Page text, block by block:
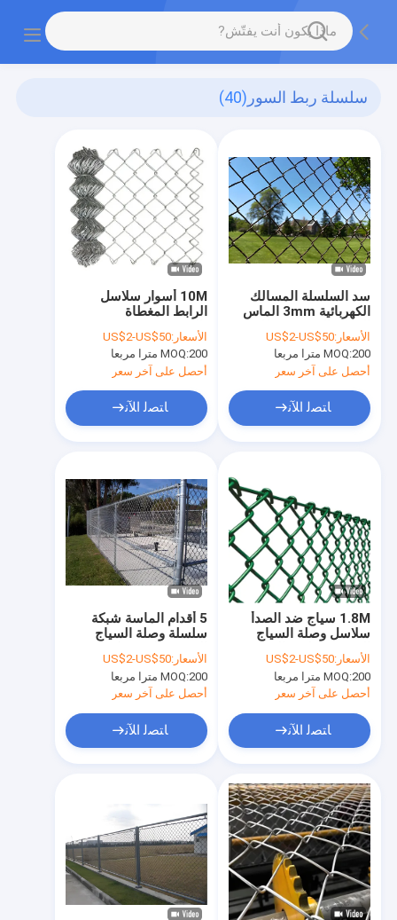
سلسلة ربط السور (40)
10M أسوار سلاسل
الرابط المغطاة
بالبي.في.سي.
الأسعار:US$2-US$50
MOQ:200 مترا مربعا
أحصل على آخر سعر
ﺎﺘﺼﻟ ﺍﻶﻧ
سد السلسلة المسالك
الكهربائية 3mm الماس
الفولاذ الحديدي سلك
شبكة
الأسعار:US$2-US$50
MOQ:200 مترا مربعا
أحصل على آخر سعر
ﺎﺘﺼﻟ ﺍﻶﻧ
5 أقدام الماسة شبكة
سلسلة وصلة السياج
الزيتية سلفر شبكة
السياج
الأسعار:US$2-US$50
MOQ:200 مترا مربعا
أحصل على آخر سعر
ﺎﺘﺼﻟ ﺍﻶﻧ
1.8M سياج ضد الصدأ
سلاسل وصلة السياج
الحديقة مغلفة بالرماد
الأخضر
الأسعار:US$2-US$50
MOQ:200 مترا مربعا
أحصل على آخر سعر
ﺎﺘﺼﻟ ﺍﻶﻧ